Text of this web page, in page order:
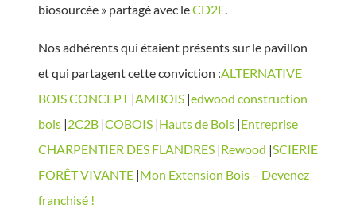
biosourcée » partagé avec leCD2E
Nos adhérents qui étaient présents sur le pavillon
et qui partagent cette conviction :ALTERNATIVE
BOIS CONCEPT|AMBOIS |edwood construction
bois |2C2B |COBOIS |Hauts de Bois |Entreprise
CHARPENTIER DES FLANDRES |Rewood |SCIERIE
FORÊT VIVANTE |Mon Extension Bois – Devenez
franchisé !